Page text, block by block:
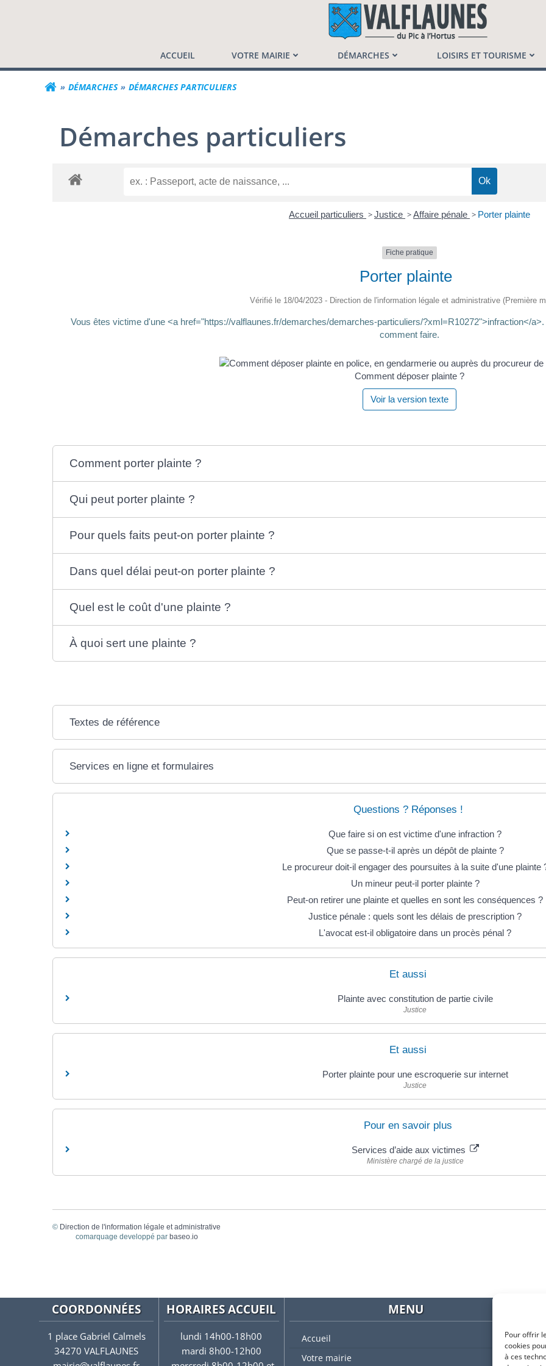
Pour offrir
cookies
à ces
Commune de Valflaunès
ACCUEIL VOTRE MAIRIE DÉMARCHES LOISIRS ET TOURISME
DÉMARCHES DÉMARCHES PARTICULIERS
Démarches particuliers
Accueil particuliers >Justice >Affaire pénale > Porter plainte
Fiche pratique
Porter plainte
Vérifié le 18/04/2023 - Direction de l'information légale et administrative (Première
Vous êtes victime d'une <a href="https://valflaunes.fr/demarches/demarches-particuliers/?xml=R10272">infraction</
comment faire.
Comment déposer plainte ?
Voir la version texte
Comment porter plainte ?
Qui peut porter plainte ?
Pour quels faits peut-on porter plainte ?
Dans quel délai peut-on porter plainte ?
Quel est le coût d'une plainte ?
À quoi sert une plainte ?
Textes de référence
Services en ligne et formulaires
Questions ? Réponses !
Que faire si on est victime d'une infraction ?
Que se passe-t-il après un dépôt de plainte ?
Le procureur doit-il engager des poursuites à la suite d'une plainte
Un mineur peut-il porter plainte ?
Peut-on retirer une plainte et quelles en sont les conséquences ?
Justice pénale : quels sont les délais de prescription ?
L'avocat est-il obligatoire dans un procès pénal ?
Et aussi
Plainte avec constitution de partie civile
Justice
Et aussi
Porter plainte pour une escroquerie sur internet
Justice
Pour en savoir plus
Services d’aide aux victimes
Ministère chargé de la justice
© Direction de l'information légale et administrative
comarquage developpé par baseo.io
COORDONNÉES
1 place Gabriel Calmels
34270 VALFLAUNES
HORAIRES ACCUEIL
lundi 14h00-18h00
mardi 8h00-12h00
MENU
Accueil
Votre mairie